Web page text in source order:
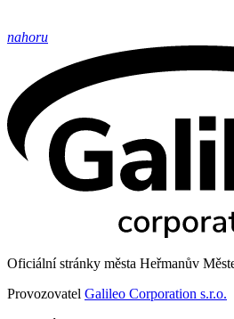
nahoru
Oficiální stránky města Heřmanův
Provozovatel Galileo Corporation s.r.o.